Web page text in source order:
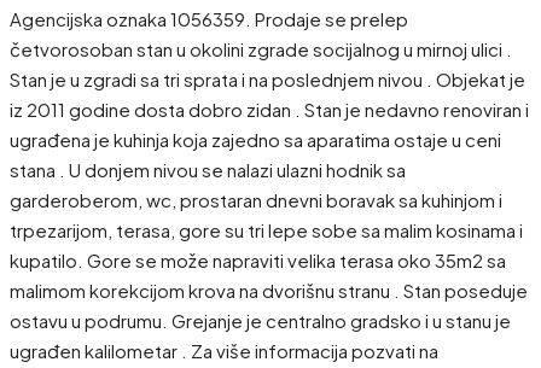
Agencijska oznaka 1056359. Prodaje se prelep
četvorosoban stan u okolini zgrade socijalnog u mirnoj ulici .
Stan je u zgradi sa tri sprata i na poslednjem nivou . Objekat je
iz 2011 godine dosta dobro zidan . Stan je nedavno renoviran i
ugrađena je kuhinja koja zajedno sa aparatima ostaje u ceni
stana . U donjem nivou se nalazi ulazni hodnik sa
garderoberom, wc, prostaran dnevni boravak sa kuhinjom i
trpezarijom, terasa, gore su tri lepe sobe sa malim kosinama i
kupatilo. Gore se može napraviti velika terasa oko 35m2 sa
malimom korekcijom krova na dvorišnu stranu . Stan poseduje
ostavu u podrumu. Grejanje je centralno gradsko i u stanu je
ugrađen kalilometar . Za više informacija pozvati na